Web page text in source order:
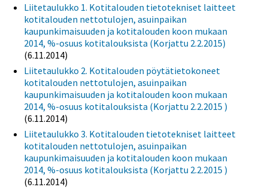
Liitetaulukko 1. Kotitalouden tietotekniset laitteet
kotitalouden nettotulojen, asuinpaikan
kaupunkimaisuuden ja kotitalouden koon mukaan
2014, %-osuus kotitalouksista (Korjattu 2.2.2015)
(6.11.2014)
Liitetaulukko 2. Kotitalouden pöytätietokoneet
kotitalouden nettotulojen, asuinpaikan
kaupunkimaisuuden ja kotitalouden koon mukaan
2014, %-osuus kotitalouksista (Korjattu 2.2.2015 )
(6.11.2014)
Liitetaulukko 3. Kotitalouden tietotekniset laitteet
kotitalouden nettotulojen, asuinpaikan
kaupunkimaisuuden ja kotitalouden koon mukaan
2014, %-osuus kotitalouksista (Korjattu 2.2.2015 )
(6.11.2014)